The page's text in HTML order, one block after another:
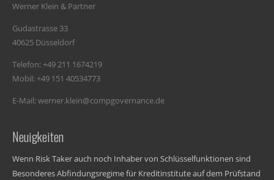
Werner Klein & Partner
Gudastrasse 33
40625 Düsseldorf
Telefon: +49 211 1674219
Mobil: +49 151 40534773
E-Mail: werner.klein@compgovernance.de
Neuigkeiten
Wenn Risk Taker auch noch Inhaber von Schlüsselfunktionen sind
Besonderes Abfindungsregime für Kreditinstitute auf dem Prüfstand